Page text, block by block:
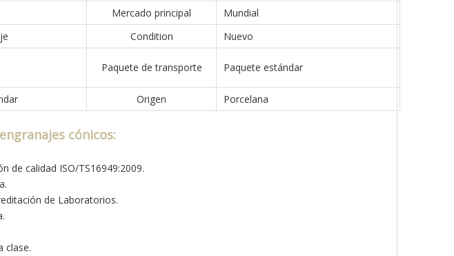
Mercado principal
Mundial
Condition
Nuevo
Paquete de transporte Paquete estándar
Origen Porcelana
cónicos:
de calidad ISO/TS16949:2009.
de Laboratorios.
clase.